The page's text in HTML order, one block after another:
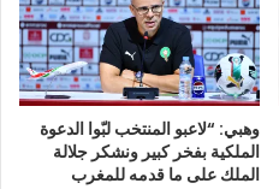
وهبي: “لاعبو المنتخب لبّوا الدعوة
الملكية بفخر كبير ونشكر جلالة
الملك على ما قدمه للمغرب